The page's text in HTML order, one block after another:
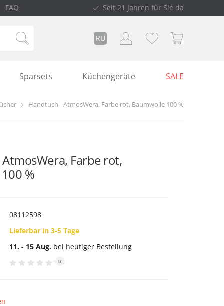
FAQ Seit 21 Jahren für Sie da
RU
Sparsets Küchengeräte SALE
Handtuch - AtmosWera, Farbe rot, Baumwolle 100 %
Farbe rot,
%
08112598
Lieferbar in 3-5 Tage
11. - 15 Aug. bei heutiger Bestellung
0